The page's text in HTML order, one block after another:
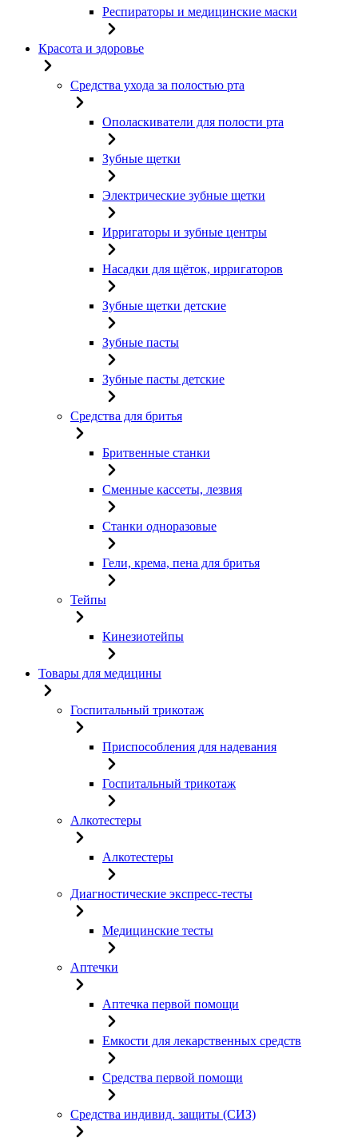
Респираторы и медицинские маски
Красота и здоровье
Средства ухода за полостью рта
Ополаскиватели для полости рта
Зубные щетки
Электрические зубные щетки
Ирригаторы и зубные центры
Насадки для щёток, ирригаторов
Зубные щетки детские
Зубные пасты
Зубные пасты детские
Средства для бритья
Бритвенные станки
Сменные кассеты, лезвия
Станки одноразовые
Гели, крема, пена для бритья
Тейпы
Кинезиотейпы
Товары для медицины
Госпитальный трикотаж
Приспособления для надевания
Госпитальный трикотаж
Алкотестеры
Алкотестеры
Диагностические экспресс-тесты
Медицинские тесты
Аптечки
Аптечка первой помощи
Емкости для лекарственных средств
Средства первой помощи
Средства индивид. защиты (СИЗ)